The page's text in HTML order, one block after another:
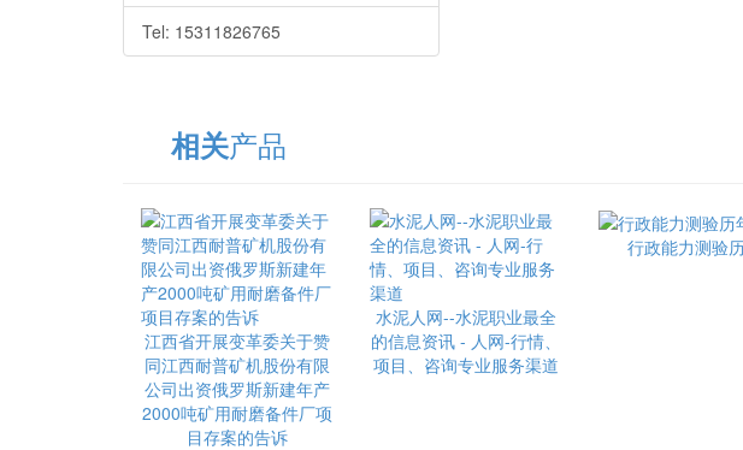
Tel: 15311826765
相关产品
江西省开展变革委关于赞
同江西耐普矿机股份有限
公司出资俄罗斯新建年产
2000吨矿用耐磨备件厂项
目存案的告诉
水泥人网--水泥职业最全
的信息资讯 - 人网-行情、
项目、咨询专业服务渠道
行政能力测验